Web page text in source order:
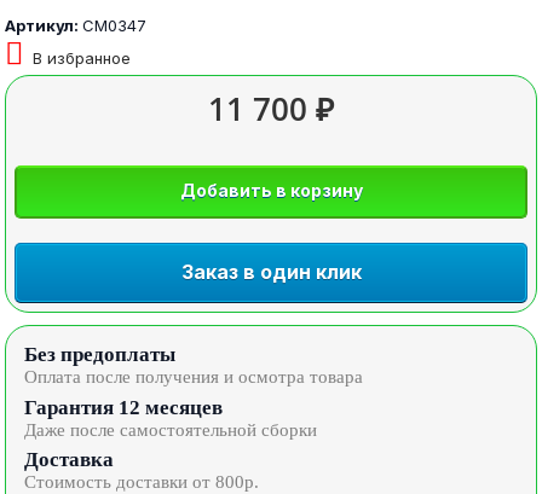
Артикул: СМ0347
В избранное
11 700 ₽
Добавить в корзину
Заказ в один клик
Без предоплаты
Оплата после получения и осмотра товара
Гарантия 12 месяцев
Даже после самостоятельной сборки
Доставка
Стоимость доставки от 800р.